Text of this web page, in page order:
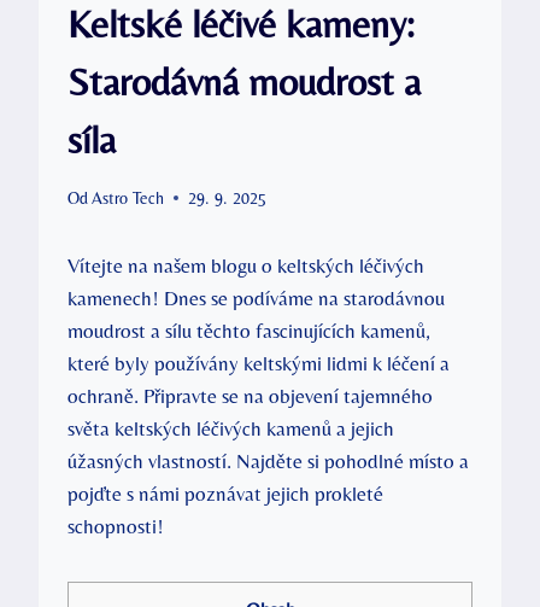
Keltské léčivé kameny:
Starodávná moudrost a
síla
Od Astro Tech 29. 9. 2025
Vítejte na našem blogu o keltských léčivých
kamenech! Dnes se podíváme na starodávnou
moudrost a sílu těchto fascinujících kamenů,
které byly používány keltskými lidmi k léčení a
ochraně. Připravte se na objevení tajemného
světa keltských léčivých kamenů a jejich
úžasných vlastností. Najděte si pohodlné místo a
pojďte s námi poznávat jejich prokleté
schopnosti!